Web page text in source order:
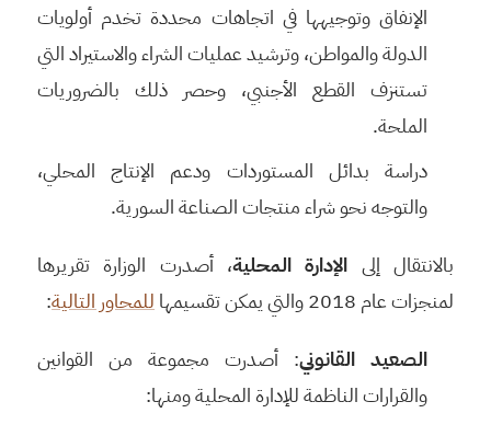
الإنفاق وتوجيهها في اتجاهات محددة تخدم أولويات
الدولة والمواطن، وترشيد عمليات الشراء والاستيراد التي
تستنزف القطع الأجنبي، وحصر ذلك بالضروريات
الملحة.
دراسة بدائل المستوردات ودعم الإنتاج المحلي،
والتوجه نحو شراء منتجات الصناعة السورية.
بالانتقال إلى الإدارة المحلية، أصدرت الوزارة تقريرها
لمنجزات عام 2018 والتي يمكن تقسيمها
للمحاور التالية:
الصعيد القانوني: أصدرت مجموعة من القوانين
والقرارات الناظمة للإدارة المحلية ومنها: